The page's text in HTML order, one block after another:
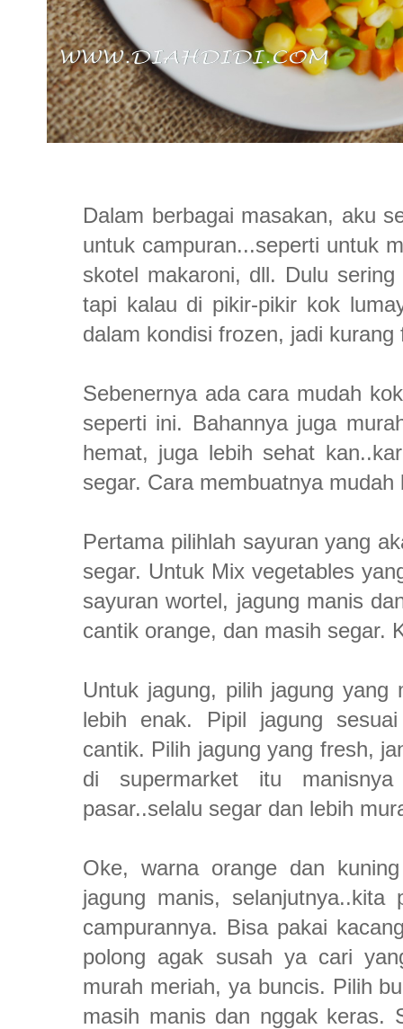
Dalam berbagai masakan, aku
untuk campuran...seperti untuk
skotel makaroni, dll. Dulu
tapi kalau di pikir-pikir kok
dalam kondisi frozen, jadi kurang
Sebenernya ada cara mudah
seperti ini. Bahannya juga
hemat, juga lebih sehat
segar. Cara membuatnya
Pertama pilihlah sayuran yang
segar. Untuk Mix vegetables
sayuran wortel, jagung manis
cantik orange, dan masih segar.
Untuk jagung, pilih jagung
lebih enak. Pipil jagung
cantik. Pilih jagung yang fresh,
di supermarket itu
pasar..selalu segar dan lebih
Oke, warna orange dan
jagung manis,
campurannya. Bisa pakai
polong agak susah ya cari
murah meriah, ya buncis. Pilih
masih manis dan nggak keras.